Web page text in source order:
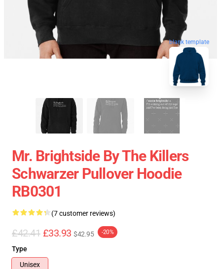
blank template
Mr. Brightside By The Killers
Schwarzer Pullover Hoodie
RB0301
(7 customer reviews)
£42.41 £33.93 $42.95 -20%
Type
Unisex